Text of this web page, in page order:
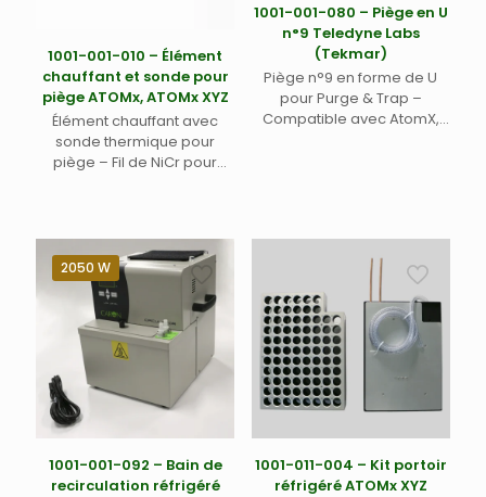
1001-001-010 – Élément
chauffant et sonde pour
piège ATOMx, ATOMx XYZ
Élément chauffant avec
sonde thermique pour
piège – Fil de NiCr pour
Teledyne LABS (Tekmar)
1001-001-080 – Piège en U
n°9 Teledyne Labs
(Tekmar)
Piège n°9 en forme de U
pour Purge & Trap –
Compatible avec AtomX,
2050 W
1001-001-092 – Bain de
recirculation réfrigéré
1001-011-004 – Kit portoir
réfrigéré ATOMx XYZ